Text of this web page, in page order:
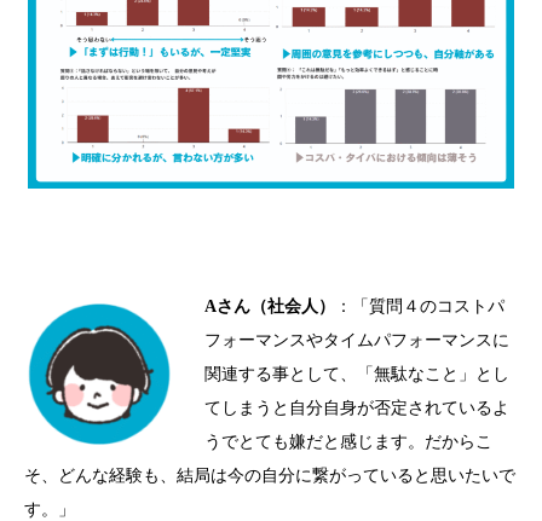
Aさん（社会人）
：「質問４のコストパ
フォーマンスやタイムパフォーマンスに
関連する事として、「無駄なこと」とし
てしまうと自分自身が否定されているよ
うでとても嫌だと感じます。だからこ
そ、どんな経験も、結局は今の自分に繋がっていると思いたいで
す。」